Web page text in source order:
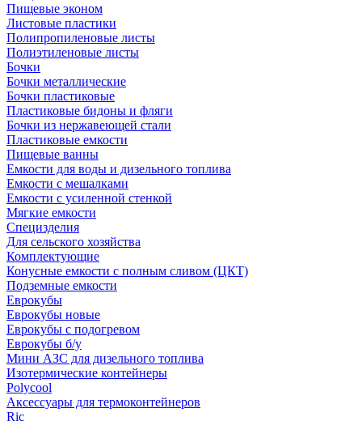
Пищевые эконом
Листовые пластики
Полипропиленовые листы
Полиэтиленовые листы
Бочки
Бочки металлические
Бочки пластиковые
Пластиковые бидоны и фляги
Бочки из нержавеющей стали
Пластиковые емкости
Пищевые ванны
Емкости для воды и дизельного топлива
Емкости с мешалками
Емкости с усиленной стенкой
Мягкие емкости
Специзделия
Для сельского хозяйства
Комплектующие
Конусные емкости с полным сливом (ЦКТ)
Подземные емкости
Еврокубы
Еврокубы новые
Еврокубы с подогревом
Еврокубы б/у
Мини АЗС для дизельного топлива
Изотермические контейнеры
Polycool
Аксессуары для термоконтейнеров
Ric